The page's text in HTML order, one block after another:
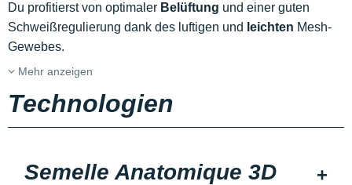
Du profitierst von optimaler Belüftung und einer guten
Schweißregulierung dank des luftigen und leichten Mesh-
Gewebes.
Mehr anzeigen
Technologien
Semelle Anatomique 3D